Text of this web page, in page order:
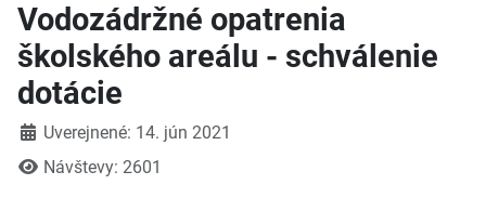
Vodozádržné opatrenia
školského areálu - schválenie
dotácie
DetailyUverejnené: 14. jún 2021
Návštevy: 2601